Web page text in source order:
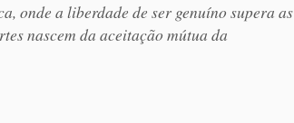
onde a liberdade de ser genuíno supera as
nascem da aceitação mútua da